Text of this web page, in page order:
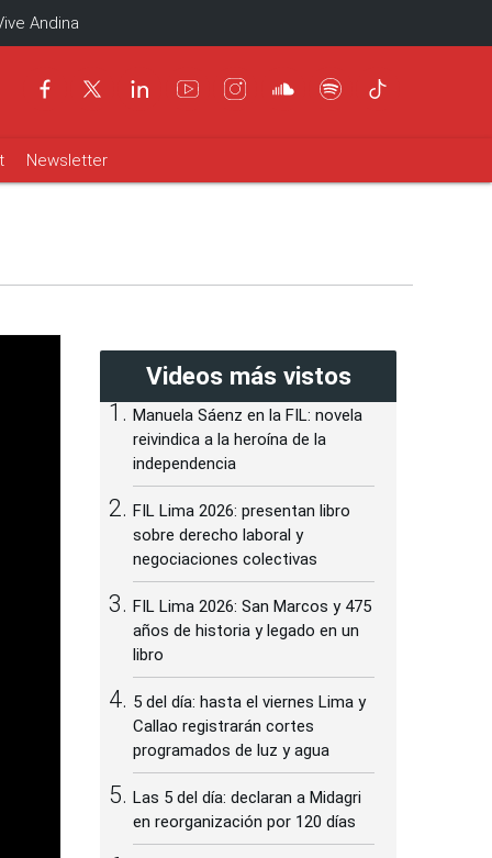
Andina
Newsletter
Videos más vistos
Manuela Sáenz en la FIL: novela
reivindica a la heroína de la
independencia
FIL Lima 2026: presentan libro
sobre derecho laboral y
negociaciones colectivas
FIL Lima 2026: San Marcos y 475
años de historia y legado en un
libro
5 del día: hasta el viernes Lima y
Callao registrarán cortes
programados de luz y agua
Las 5 del día: declaran a Midagri
en reorganización por 120 días